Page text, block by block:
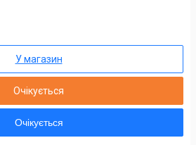
У магазин
Очікується
Очікується